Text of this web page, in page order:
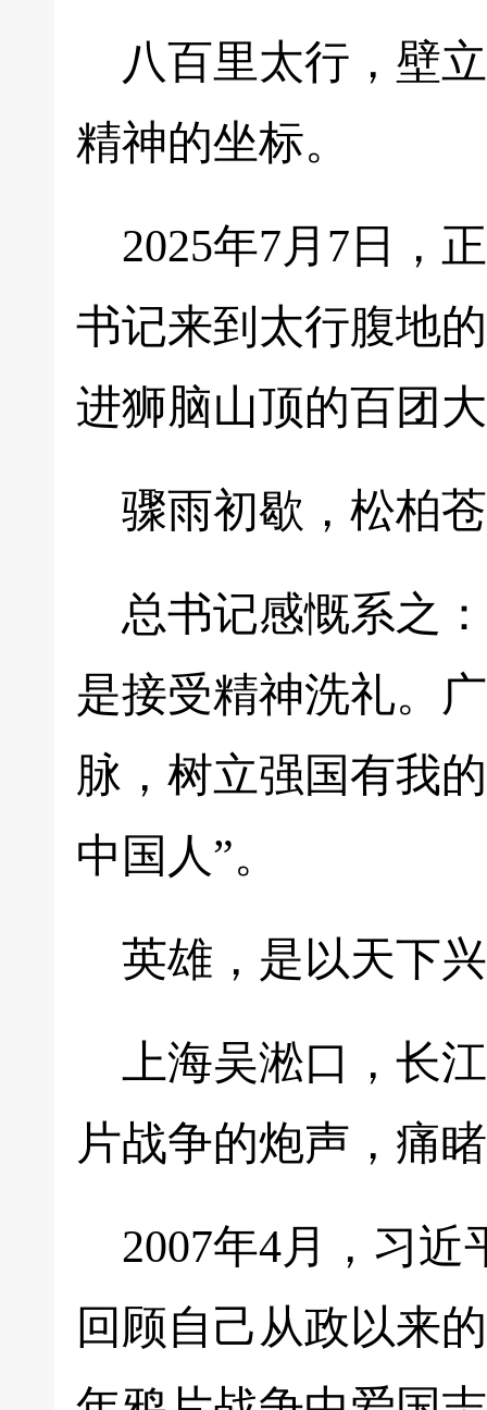
八百里太行，壁
精神的坐标。
2025年7月7日，
书记来到太行腹地
进狮脑山顶的百团
骤雨初歇，松柏
总书记感慨系之
是接受精神洗礼。
脉，树立强国有我
中国人”。
英雄，是以天下
上海吴淞口，长
片战争的炮声，痛
2007年4月，习
回顾自己从政以来